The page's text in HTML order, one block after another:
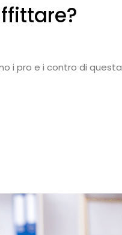
i pro e i contro di questa